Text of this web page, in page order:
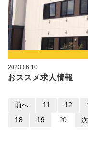
2023.06.10
おススメ求人情報
前へ 11 12
18
19 20